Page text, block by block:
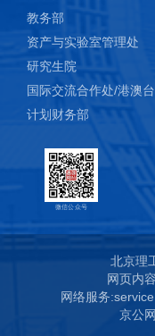
教务部
资产与实验室管理处
研究生院
国际交流合作处/港澳
计划财务部
微信公众号
北京理
网页内
网络服务
京公